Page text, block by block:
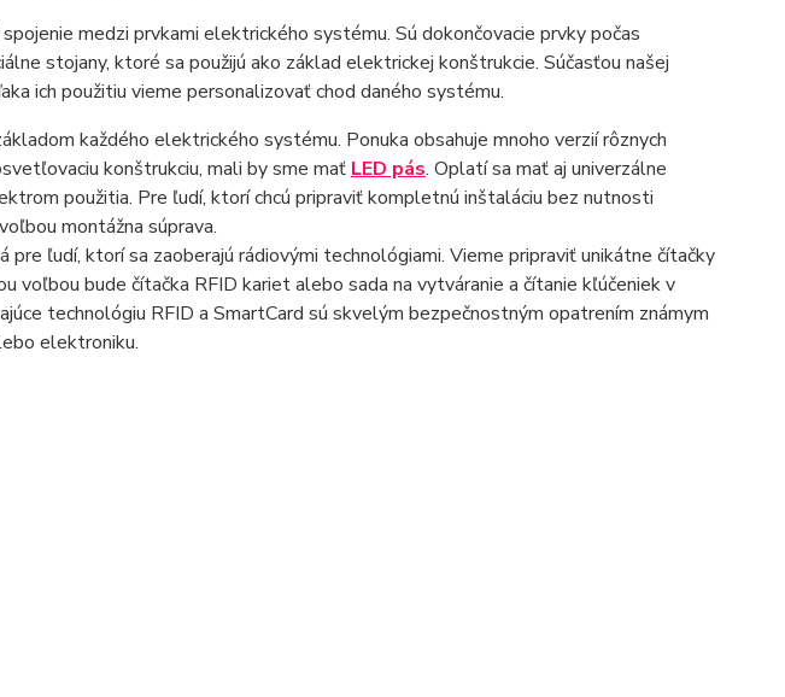
medzi prvkami elektrického systému. Sú dokončovacie prvky počas
stojany, ktoré sa použijú ako základ elektrickej konštrukcie. Súčasťou našej
ich použitiu vieme personalizovať chod daného systému.
každého elektrického systému. Ponuka obsahuje mnoho verzií rôznych
konštrukciu, mali by sme mať LED pás. Oplatí sa mať aj univerzálne
použitia. Pre ľudí, ktorí chcú pripraviť kompletnú inštaláciu bez nutnosti
montážna súprava.
pre ľudí, ktorí sa zaoberajú rádiovými technológiami. Vieme pripraviť unikátne čítačky
voľbou bude čítačka RFID kariet alebo sada na vytváranie a čítanie kľúčeniek v
technológiu RFID a SmartCard sú skvelým bezpečnostným opatrením známym
elektroniku.